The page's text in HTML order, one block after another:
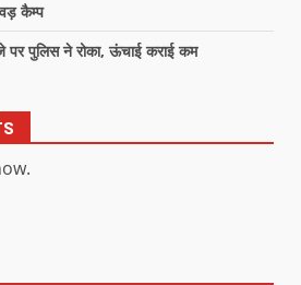
कैम्प
पर पुलिस ने रोका, ऊंचाई कराई कम